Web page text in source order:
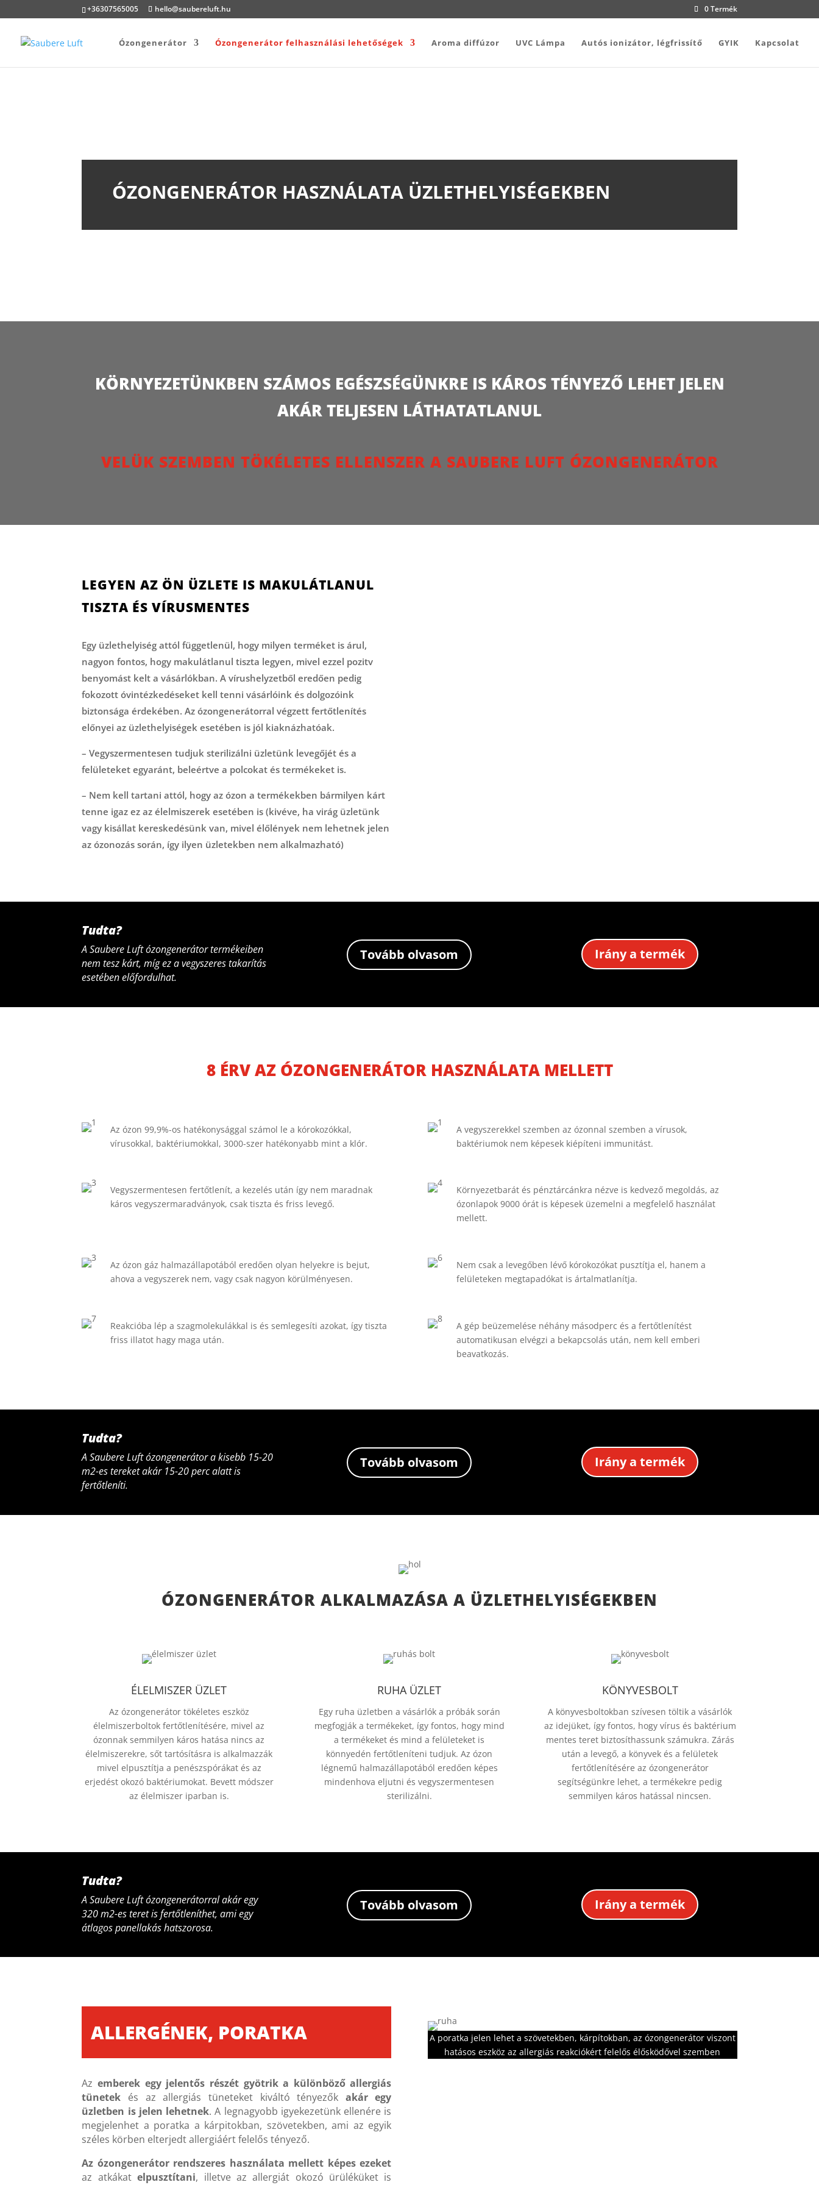
+36307565005 hello@saubereluft.hu 0 Termék
Ózongenerátor Ózongenerátor felhasználási lehetőségek Aroma diffúzor UVC Lámpa Autós ionizátor, légfrissítő GYIK Kapcsolat
ÓZONGENERÁTOR HASZNÁLATA ÜZLETHELYISÉGEKBEN
KÖRNYEZETÜNKBEN SZÁMOS EGÉSZSÉGÜNKRE IS KÁROS TÉNYEZŐ LEHET JELEN
AKÁR TELJESEN LÁTHATATLANUL
VELÜK SZEMBEN TÖKÉLETES ELLENSZER A SAUBERE LUFT ÓZONGENERÁTOR
LEGYEN AZ ÖN ÜZLETE IS MAKULÁTLANUL
TISZTA ÉS VÍRUSMENTES
Egy üzlethelyiség attól függetlenül, hogy milyen terméket is árul,
nagyon fontos, hogy makulátlanul tiszta legyen, mivel ezzel pozitv
benyomást kelt a vásárlókban. A vírushelyzetből eredően pedig
fokozott óvintézkedéseket kell tenni vásárlóink és dolgozóink
biztonsága érdekében. Az ózongenerátorral végzett fertőtlenítés
előnyei az üzlethelyiségek esetében is jól kiaknázhatóak.
– Vegyszermentesen tudjuk sterilizálni üzletünk levegőjét és a
felületeket egyaránt, beleértve a polcokat és termékeket is.
– Nem kell tartani attól, hogy az ózon a termékekben bármilyen kárt
tenne igaz ez az élelmiszerek esetében is (kivéve, ha virág üzletünk
vagy kisállat kereskedésünk van, mivel élőlények nem lehetnek jelen
az ózonozás során, így ilyen üzletekben nem alkalmazható)
Tudta?
A Saubere Luft ózongenerátor termékeiben
nem tesz kárt, míg ez a vegyszeres takarítás
esetében előfordulhat.
Tovább olvasom Irány a termék
8 ÉRV AZ ÓZONGENERÁTOR HASZNÁLATA MELLETT
Az ózon 99,9%-os hatékonysággal számol le a kórokozókkal,
vírusokkal, baktériumokkal, 3000-szer hatékonyabb mint a klór.
A vegyszerekkel szemben az ózonnal szemben a vírusok,
baktériumok nem képesek kiépíteni immunitást.
Vegyszermentesen fertőtlenít, a kezelés után így nem maradnak
káros vegyszermaradványok, csak tiszta és friss levegő.
Környezetbarát és pénztárcánkra nézve is kedvező megoldás, az
ózonlapok 9000 órát is képesek üzemelni a megfelelő használat
mellett.
Az ózon gáz halmazállapotából eredően olyan helyekre is bejut,
ahova a vegyszerek nem, vagy csak nagyon körülményesen.
Nem csak a levegőben lévő kórokozókat pusztítja el, hanem a
felületeken megtapadókat is ártalmatlanítja.
Reakcióba lép a szagmolekulákkal is és semlegesíti azokat, így tiszta
friss illatot hagy maga után.
A gép beüzemelése néhány másodperc és a fertőtlenítést
automatikusan elvégzi a bekapcsolás után, nem kell emberi
beavatkozás.
Tudta?
A Saubere Luft ózongenerátor a kisebb 15-20
m2-es tereket akár 15-20 perc alatt is
fertőtleníti.
Tovább olvasom Irány a termék
ÓZONGENERÁTOR ALKALMAZÁSA A ÜZLETHELYISÉGEKBEN
ÉLELMISZER ÜZLET
Az ózongenerátor tökéletes eszköz
élelmiszerboltok fertőtlenítésére, mivel az
ózonnak semmilyen káros hatása nincs az
élelmiszerekre, sőt tartósításra is alkalmazzák
mivel elpusztítja a penészspórákat és az
erjedést okozó baktériumokat. Bevett módszer
az élelmiszer iparban is.
RUHA ÜZLET
Egy ruha üzletben a vásárlók a próbák során
megfogják a termékeket, így fontos, hogy mind
a termékeket és mind a felületeket is
könnyedén fertőtleníteni tudjuk. Az ózon
légnemű halmazállapotából eredően képes
mindenhova eljutni és vegyszermentesen
sterilizálni.
KÖNYVESBOLT
A könyvesboltokban szívesen töltik a vásárlók
az idejüket, így fontos, hogy vírus és baktérium
mentes teret biztosíthassunk számukra. Zárás
után a levegő, a könyvek és a felületek
fertőtlenítésére az ózongenerátor
segítségünkre lehet, a termékekre pedig
semmilyen káros hatással nincsen.
Tudta?
A Saubere Luft ózongenerátorral akár egy
320 m2-es teret is fertőtleníthet, ami egy
átlagos panellakás hatszorosa.
Tovább olvasom Irány a termék
ALLERGÉNEK, PORATKA
Azemberek egy jelentős részét gyötrik a különböző allergiás
tünetek és az allergiás tüneteket kiváltó tényezők akár egy
üzletben is jelen lehetnek. A legnagyobb igyekezetünk ellenére is
megjelenhet a poratka a kárpitokban, szövetekben, ami az egyik
széles körben elterjedt allergiáért felelős tényező.
Az ózongenerátor rendszeres használata mellett képes ezeket
az atkákatelpusztítani, illetve az allergiát okozó ürüléküket is
A poratka jelen lehet a szövetekben, kárpítokban, az ózongenerátor viszont
hatásos eszköz az allergiás reakciókért felelős élősködővel szemben